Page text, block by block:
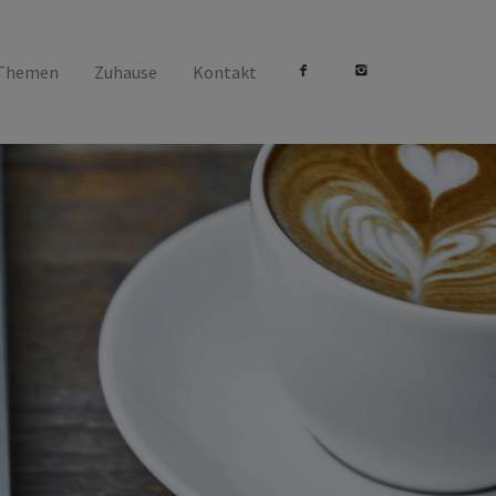
Zuhause Kontakt